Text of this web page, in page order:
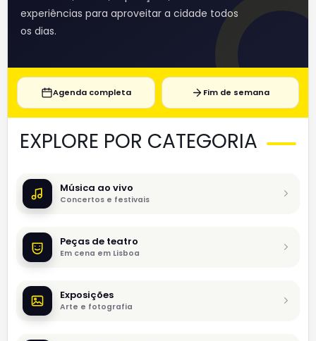
experiências para aproveitar a cidade todos
os dias.
Agenda completa Fim de semana
EXPLORE POR CATEGORIA
Música ao vivo
Concertos e festivais
Peças de teatro
Em cena em Lisboa
Exposições
Arte e fotografia